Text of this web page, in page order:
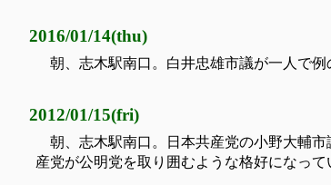
2016/01/14(thu)
朝、志木駅南口。白井忠雄市議が一人で
2012/01/15(fri)
朝、志木駅南口。日本共産党の小野大輔
産党が公明党を取り囲むような格好になって